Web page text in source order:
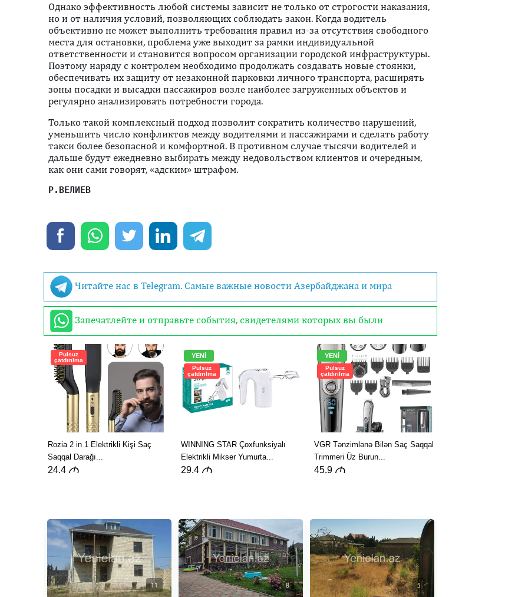
Однако эффективность любой системы зависит не только от строгости наказания,
но и от наличия условий, позволяющих соблюдать закон. Когда водитель
объективно не может выполнить требования правил из-за отсутствия свободного
места для остановки, проблема уже выходит за рамки индивидуальной
ответственности и становится вопросом организации городской инфраструктуры.
Поэтому наряду с контролем необходимо продолжать создавать новые стоянки,
обеспечивать их защиту от незаконной парковки личного транспорта, расширять
зоны посадки и высадки пассажиров возле наиболее загруженных объектов и
регулярно анализировать потребности города.
Только такой комплексный подход позволит сократить количество нарушений,
уменьшить число конфликтов между водителями и пассажирами и сделать работу
такси более безопасной и комфортной. В противном случае тысячи водителей и
дальше будут ежедневно выбирать между недовольством клиентов и очередным,
как они сами говорят, «адским» штрафом.
Р.ВЕЛИЕВ
Читайте нас в Telegram. Самые важные новости Азербайджана и мира
Запечатлейте и отправьте события, свидетелями которых вы были